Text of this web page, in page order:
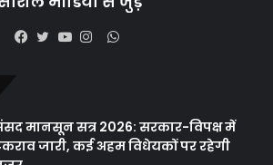
WhatsApp
मानसून सत्र 2026: सरकार-विपक्ष में
जारी, कई अहम विधेयकों पर रहेगी